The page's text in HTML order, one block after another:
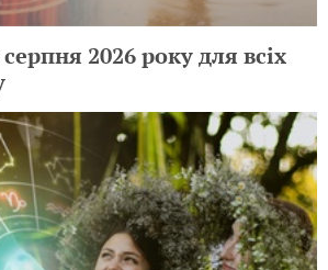
2026 року для всіх